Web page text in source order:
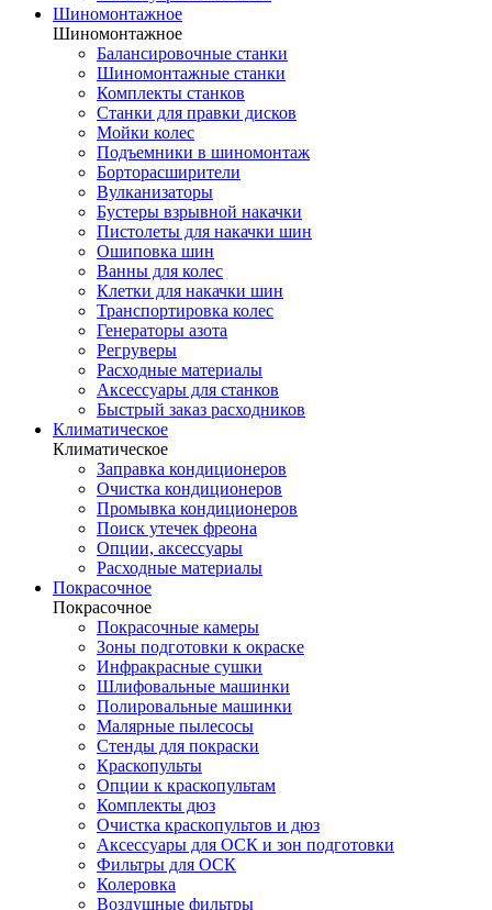
Шиномонтажное
Шиномонтажное
Балансировочные станки
Шиномонтажные станки
Комплекты станков
Станки для правки дисков
Мойки колес
Подъемники в шиномонтаж
Борторасширители
Вулканизаторы
Бустеры взрывной накачки
Пистолеты для накачки шин
Ошиповка шин
Ванны для колес
Клетки для накачки шин
Транспортировка колес
Генераторы азота
Регруверы
Расходные материалы
Аксессуары для станков
Быстрый заказ расходников
Климатическое
Климатическое
Заправка кондиционеров
Очистка кондиционеров
Промывка кондиционеров
Поиск утечек фреона
Опции, аксессуары
Расходные материалы
Покрасочное
Покрасочное
Покрасочные камеры
Зоны подготовки к окраске
Инфракрасные сушки
Шлифовальные машинки
Полировальные машинки
Малярные пылесосы
Стенды для покраски
Краскопульты
Опции к краскопультам
Комплекты дюз
Очистка краскопультов и дюз
Аксессуары для ОСК и зон подготовки
Фильтры для ОСК
Колеровка
Воздушные фильтры